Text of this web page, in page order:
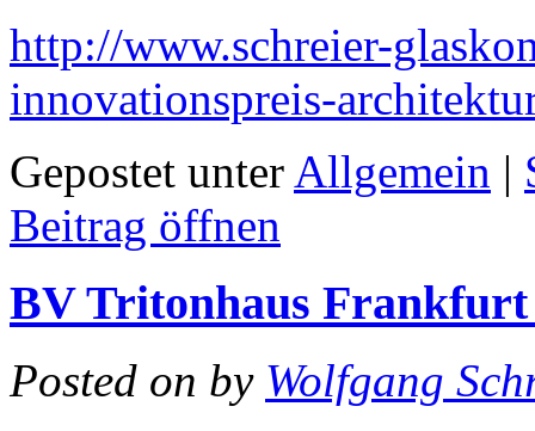
http://www.schreier-
innovationspreis-
Gepostet unter Allgemein |
Beitrag öffnen
BV Tritonhaus Frankfurt
Posted on by Wolfgang